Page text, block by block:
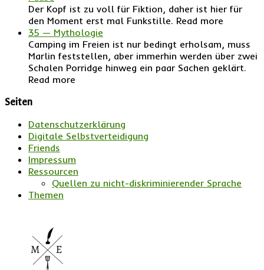
Der Kopf ist zu voll für Fiktion, daher ist hier für
den Moment erst mal Funkstille. Read more
35 — Mythologie
Camping im Freien ist nur bedingt erholsam, muss
Marlin feststellen, aber immerhin werden über zwei
Schalen Porridge hinweg ein paar Sachen geklärt.
Read more
Seiten
Datenschutzerklärung
Digitale Selbstverteidigung
Friends
Impressum
Ressourcen
Quellen zu nicht-diskriminierender Sprache
Themen